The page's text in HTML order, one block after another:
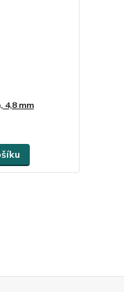
4,8 mm